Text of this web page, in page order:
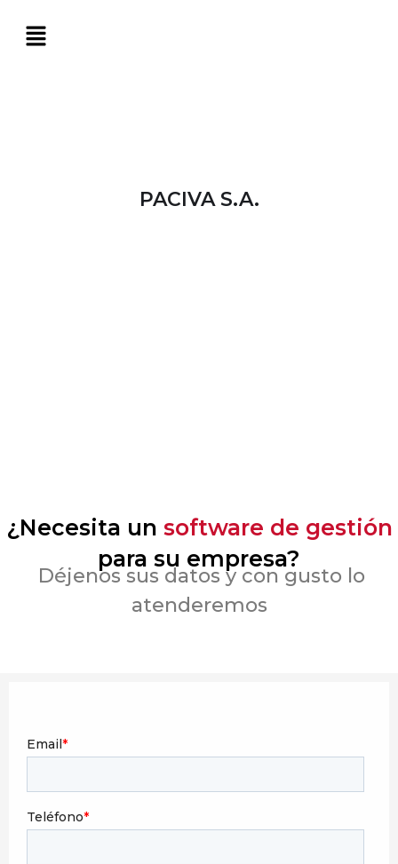
PACIVA S.A.
¿Necesita un software de gestión
para su empresa?
Déjenos sus datos y con gusto lo
atenderemos